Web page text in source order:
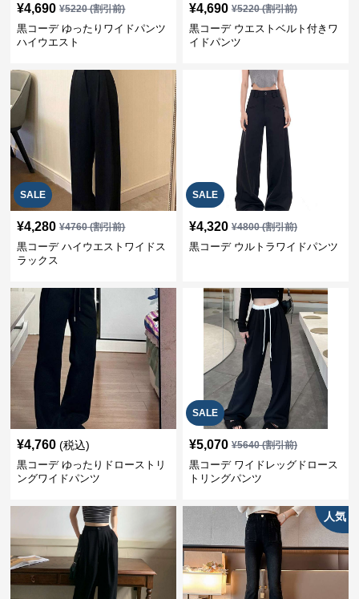
¥4,690 ¥5220(割引前)
黒コーデ ゆったりワイドパンツ
ハイウエスト
¥4,690 ¥5220(割引前)
黒コーデ ウエストベルト付きワ
イドパンツ
SALE
¥4,280 ¥4760(割引前)
黒コーデ ハイウエストワイドス
ラックス
SALE
¥4,320 ¥4800(割引前)
黒コーデ ウルトラワイドパンツ
¥4,760 (税込)
黒コーデ ゆったりドローストリ
ングワイドパンツ
SALE
¥5,070 ¥5640(割引前)
黒コーデ ワイドレッグドロース
トリングパンツ
人気